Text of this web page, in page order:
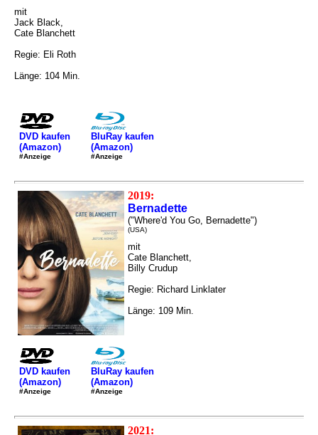
mit
Jack Black,
Cate Blanchett
Regie: Eli Roth
Länge: 104 Min.
DVD kaufen
(Amazon)
#Anzeige
BluRay kaufen
(Amazon)
#Anzeige
2019:
Bernadette
("Where'd You Go, Bernadette")
(USA)
mit
Cate Blanchett,
Billy Crudup
Regie: Richard Linklater
Länge: 109 Min.
DVD kaufen
(Amazon)
#Anzeige
BluRay kaufen
(Amazon)
#Anzeige
2021: